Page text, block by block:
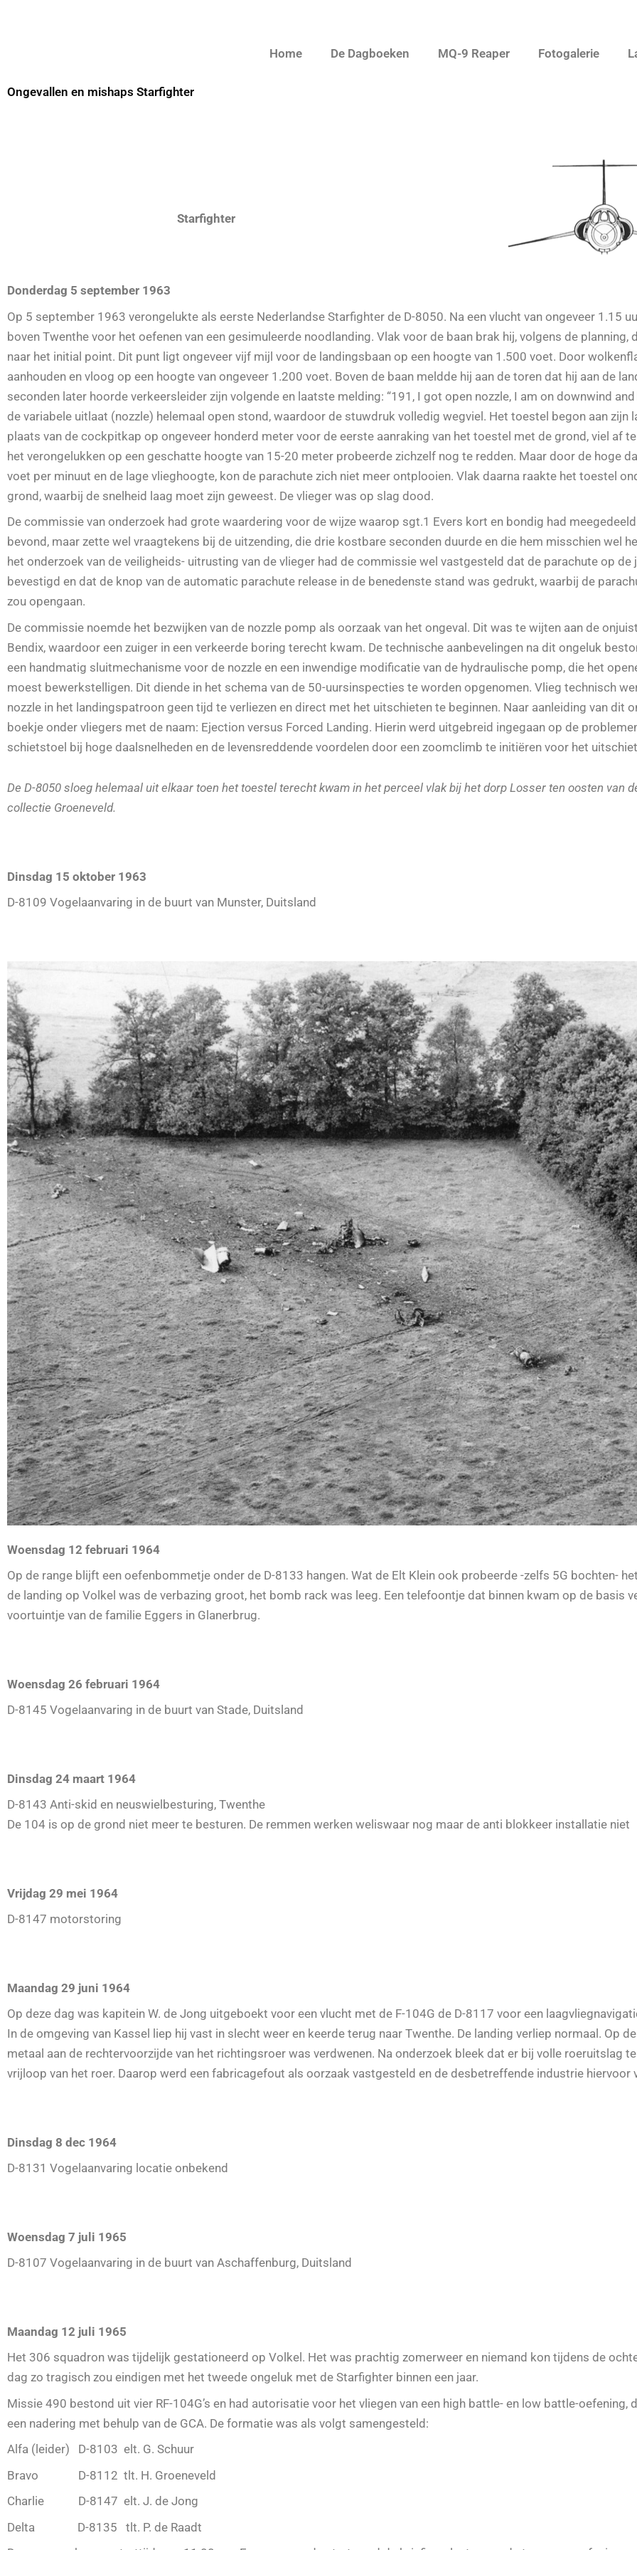
Home De Dagboeken MQ-9 Reaper Fotogalerie
Ongevallen en mishaps Starfighter
Starfighter
Donderdag 5 september 1963
Op 5 september 1963 verongelukte als eerste Nederlandse Starfighter de D-8050. Na een vlucht van ongeveer 1.15
boven Twenthe voor het oefenen van een gesimuleerde noodlanding. Vlak voor de baan brak hij, volgens de planning,
naar het initial point. Dit punt ligt ongeveer vijf mijl voor de landingsbaan op een hoogte van 1.500 voet. Door
aanhouden en vloog op een hoogte van ongeveer 1.200 voet. Boven de baan meldde hij aan de toren dat hij aan de
seconden later hoorde verkeersleider zijn volgende en laatste melding: “191, I got open nozzle, I am on downwind
de variabele uitlaat (nozzle) helemaal open stond, waardoor de stuwdruk volledig wegviel. Het toestel begon aan zijn
plaats van de cockpitkap op ongeveer honderd meter voor de eerste aanraking van het toestel met de grond, viel af
het verongelukken op een geschatte hoogte van 15-20 meter probeerde zichzelf nog te redden. Maar door de hoge
voet per minuut en de lage vlieghoogte, kon de parachute zich niet meer ontplooien. Vlak daarna raakte het toestel
grond, waarbij de snelheid laag moet zijn geweest. De vlieger was op slag dood.
De commissie van onderzoek had grote waardering voor de wijze waarop sgt.1 Evers kort en bondig had
bevond, maar zette wel vraagtekens bij de uitzending, die drie kostbare seconden duurde en die hem misschien wel
het onderzoek van de veiligheids- uitrusting van de vlieger had de commissie wel vastgesteld dat de parachute op
bevestigd en dat de knop van de automatic parachute release in de benedenste stand was gedrukt, waarbij de
zou opengaan.
De commissie noemde het bezwijken van de nozzle pomp als oorzaak van het ongeval. Dit was te wijten aan de
Bendix, waardoor een zuiger in een verkeerde boring terecht kwam. De technische aanbevelingen na dit ongeluk
een handmatig sluitmechanisme voor de nozzle en een inwendige modificatie van de hydraulische pomp, die het
moest bewerkstelligen. Dit diende in het schema van de 50-uursinspecties te worden opgenomen. Vlieg technisch
nozzle in het landingspatroon geen tijd te verliezen en direct met het uitschieten te beginnen. Naar aanleiding van dit
boekje onder vliegers met de naam: Ejection versus Forced Landing. Hierin werd uitgebreid ingegaan op de
schietstoel bij hoge daalsnelheden en de levensreddende voordelen door een zoomclimb te initiëren voor het
De D-8050 sloeg helemaal uit elkaar toen het toestel terecht kwam in het perceel vlak bij het dorp Losser ten oosten van
collectie Groeneveld.
Dinsdag 15 oktober 1963
D-8109 Vogelaanvaring in de buurt van Munster, Duitsland
Woensdag 12 februari 1964
Op de range blijft een oefenbommetje onder de D-8133 hangen. Wat de Elt Klein ook probeerde -zelfs 5G bochten-
de landing op Volkel was de verbazing groot, het bomb rack was leeg. Een telefoontje dat binnen kwam op de basis
voortuintje van de familie Eggers in Glanerbrug.
Woensdag 26 februari 1964
D-8145 Vogelaanvaring in de buurt van Stade, Duitsland
Dinsdag 24 maart 1964
D-8143 Anti-skid en neuswielbesturing, Twenthe
De 104 is op de grond niet meer te besturen. De remmen werken weliswaar nog maar de anti blokkeer installatie niet
Vrijdag 29 mei 1964
D-8147 motorstoring
Maandag 29 juni 1964
Op deze dag was kapitein W. de Jong uitgeboekt voor een vlucht met de F-104G de D-8117 voor een
In de omgeving van Kassel liep hij vast in slecht weer en keerde terug naar Twenthe. De landing verliep normaal. Op
metaal aan de rechtervoorzijde van het richtingsroer was verdwenen. Na onderzoek bleek dat er bij volle roeruitslag
vrijloop van het roer. Daarop werd een fabricagefout als oorzaak vastgesteld en de desbetreffende industrie
Dinsdag 8 dec 1964
D-8131 Vogelaanvaring locatie onbekend
Woensdag 7 juli 1965
D-8107 Vogelaanvaring in de buurt van Aschaffenburg, Duitsland
Maandag 12 juli 1965
Het 306 squadron was tijdelijk gestationeerd op Volkel. Het was prachtig zomerweer en niemand kon tijdens de
dag zo tragisch zou eindigen met het tweede ongeluk met de Starfighter binnen een jaar.
Missie 490 bestond uit vier RF-104G’s en had autorisatie voor het vliegen van een high battle- en low battle-oefening,
een nadering met behulp van de GCA. De formatie was als volgt samengesteld:
Alfa (leider) D-8103 elt. G. Schuur
Bravo D-8112 tlt. H. Groeneveld
Charlie D-8147 elt. J. de Jong
Delta D-8135 tlt. P. de Raadt